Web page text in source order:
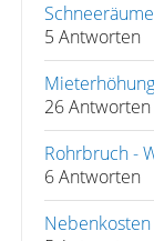
5 Antworten
26 Antworten
Rohrbruch -
6 Antworten